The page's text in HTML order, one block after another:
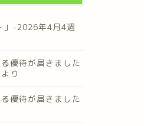
」-2026年4月4週
優待が届きました
より
優待が届きました